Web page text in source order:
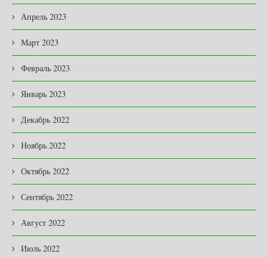
Апрель 2023
Март 2023
Февраль 2023
Январь 2023
Декабрь 2022
Ноябрь 2022
Октябрь 2022
Сентябрь 2022
Август 2022
Июль 2022